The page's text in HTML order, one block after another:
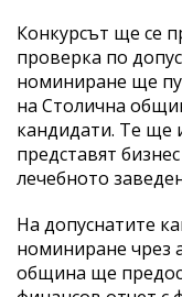
Конкурсът ще се
проверка по
номиниране ще
на Столична
кандидати. Те ще
представят
лечебното
На допуснатите
номиниране чрез
община ще